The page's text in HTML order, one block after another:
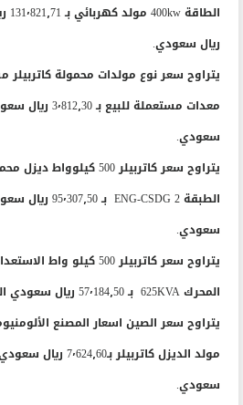
ريال سعودي.
يتراوح سعر نوع مولدات محمولة
سعودي.
سعودي.
المحرك 625KVA بـ 57٬184٫50 ريال سعودي الي 76٬246٫00 ريال سعودي.
يتراوح سعر الصين اسعار المصنع
سعودي.